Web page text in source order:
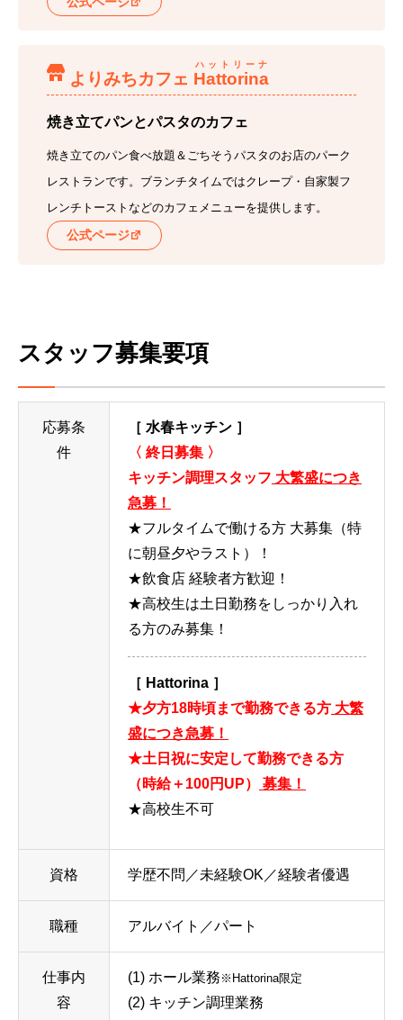
よりみちカフェ Hattorina
ハットリーナ
焼き立てパンとパスタのカフェ
焼き立てのパン食べ放題＆ごちそうパスタのお店のパーク
レストランです。ブランチタイムではクレープ・自家製フ
レンチトーストなどのカフェメニューを提供します。
公式ページ
スタッフ募集要項
応募条
件
［ 水春キッチン ］
〈 終日募集 〉
キッチン調理スタッフ 大繁盛につき
急募！
★フルタイムで働ける方 大募集（特
に朝昼夕やラスト）！
★飲食店 経験者方歓迎！
★高校生は土日勤務をしっかり入れ
る方のみ募集！
［ Hattorina ］
★夕方18時頃まで勤務できる方 大繁
盛につき急募！
★土日祝に安定して勤務できる方
（時給＋100円UP）
募集！
★高校生不可
資格 学歴不問／未経験OK／経験者優遇
職種 アルバイト／パート
仕事内
容
(1) ホール業務 ※Hattorina限定
(2) キッチン調理業務